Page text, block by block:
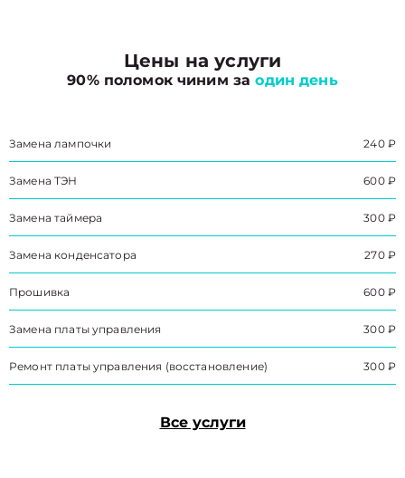
Цены на услуги
90% поломок чиним заодин день
Замена лампочки 240 ₽
Замена ТЭН 600 ₽
Замена таймера 300 ₽
Замена конденсатора 270 ₽
Прошивка 600 ₽
Замена платы управления 300 ₽
Ремонт платы управления (восстановление) 300 ₽
Все услуги